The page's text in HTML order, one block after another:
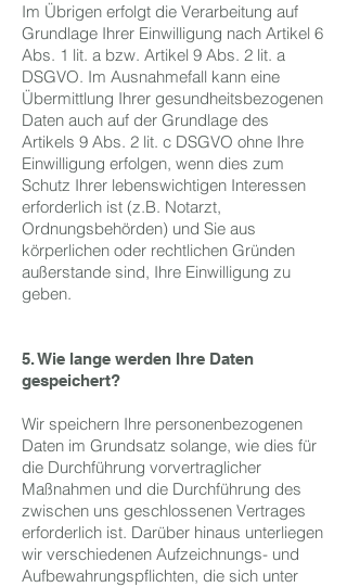
Im Übrigen erfolgt die Verarbeitung auf
Grundlage Ihrer Einwilligung nach Artikel 6
Abs. 1 lit. a bzw. Artikel 9 Abs. 2 lit. a
DSGVO. Im Ausnahmefall kann eine
Übermittlung Ihrer gesundheitsbezogenen
Daten auch auf der Grundlage des
Artikels 9 Abs. 2 lit. c DSGVO ohne Ihre
Einwilligung erfolgen, wenn dies zum
Schutz Ihrer lebenswichtigen Interessen
erforderlich ist (z.B. Notarzt,
Ordnungsbehörden) und Sie aus
körperlichen oder rechtlichen Gründen
außerstande sind, Ihre Einwilligung zu
geben.
5. Wie lange werden Ihre Daten
gespeichert?
Wir speichern Ihre personenbezogenen
Daten im Grundsatz solange, wie dies für
die Durchführung vorvertraglicher
Maßnahmen und die Durchführung des
zwischen uns geschlossenen Vertrages
erforderlich ist. Darüber hinaus unterliegen
wir verschiedenen Aufzeichnungs- und
Aufbewahrungspflichten, die sich unter